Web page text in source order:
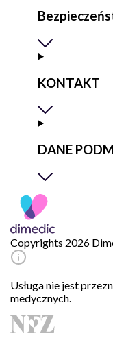
KONTAKT
DANE
Copyrights 2026
Usługa nie jest
medycznych.